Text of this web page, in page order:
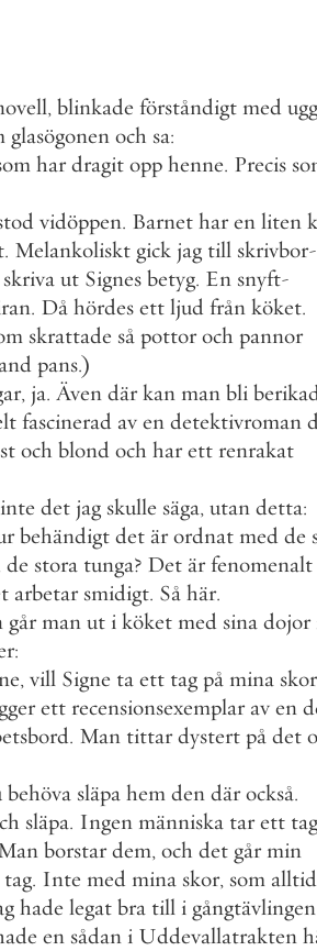
, blinkade förståndigt med ugg
glasögonen och sa:
har dragit opp henne. Precis
vidöppen. Barnet har en liten
. Melankoliskt gick jag till skrivbor-
skriva ut Signes betyg. En snyft-
. Då hördes ett ljud från köket.
skrattade så pottor och pannor
pans.)
, ja. Även där kan man bli
fascinerad av en detektivroman
och blond och har ett renrakat
inte det jag skulle säga, utan detta:
behändigt det är ordnat med de
de stora tunga? Det är fenomenalt
arbetar smidigt. Så här.
går man ut i köket med sina dojor
:
, vill Signe ta ett tag på mina skor
ett recensionsexemplar av en
. Man tittar dystert på det
behöva släpa hem den där också.
släpa. Ingen människa tar ett tag
borstar dem, och det går min
tag. Inte med mina skor, som alltid
hade legat bra till i gångtävlingen
en sådan i Uddevallatrakten